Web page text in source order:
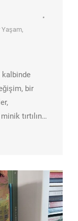
Yaşam,
kalbinde
bir
tırtılın…